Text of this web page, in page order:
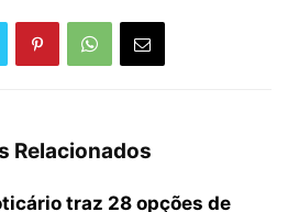
Relacionados
traz 28 opções de